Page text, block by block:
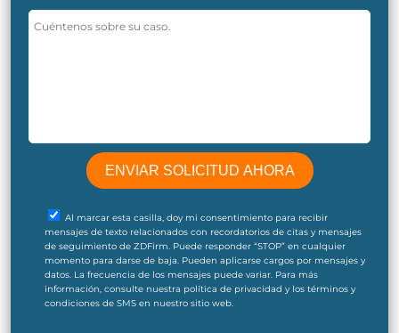
Al marcar esta casilla, doy mi consentimiento para recibir
mensajes de texto relacionados con recordatorios de citas y mensajes
de seguimiento de ZDFirm. Puede responder “STOP” en cualquier
momento para darse de baja. Pueden aplicarse cargos por mensajes y
datos. La frecuencia de los mensajes puede variar. Para más
información, consulte nuestra política de privacidad y los términos y
condiciones de SMS en nuestro sitio web.